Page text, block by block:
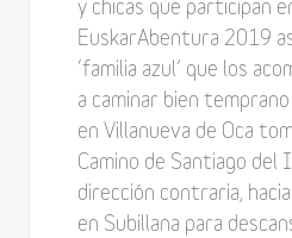
y chicas que participan
EuskarAbentura 2019
‘familia azul’ que los
a caminar bien
en Villanueva de Oca
Camino de Santiago del
dirección contraria,
en Subillana para